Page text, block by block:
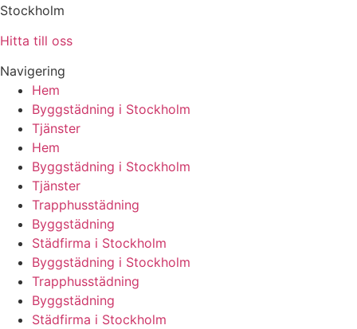
Stockholm
Hitta till oss
Navigering
Hem
Byggstädning i Stockholm
Tjänster
Hem
Byggstädning i Stockholm
Tjänster
Trapphusstädning
Byggstädning
Städfirma i Stockholm
Byggstädning i Stockholm
Trapphusstädning
Byggstädning
Städfirma i Stockholm